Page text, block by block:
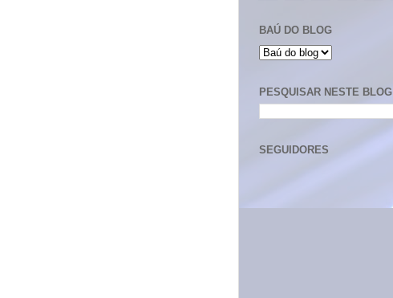
BAÚ DO BLOG
PESQUISAR NESTE BLOG
SEGUIDORES